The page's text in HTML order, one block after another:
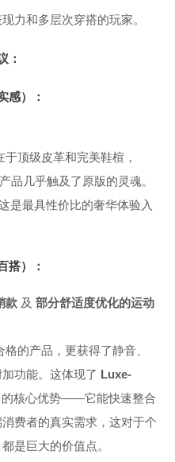
力和多层次穿搭的玩家。
：
感）：
顶级皮革和完美鞋楦，
品几乎触及了原版的灵魂。
是最具性价比的奢华体验入
搭）：
款 及 部分舒适度优化的运动
的产品，更获得了静音、
功能。这体现了 Luxe-
的核心优势——它能快速整合
费者的真实需求，这对于个
是巨大的价值点。